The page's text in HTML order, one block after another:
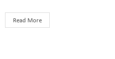
Read More